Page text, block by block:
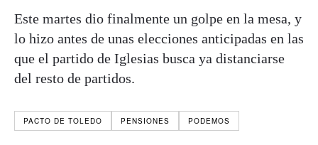
Este martes dio finalmente un golpe en la mesa, y
lo hizo antes de unas elecciones anticipadas en las
que el partido de Iglesias busca ya distanciarse
del resto de partidos.
PACTO DE TOLEDO PENSIONES PODEMOS